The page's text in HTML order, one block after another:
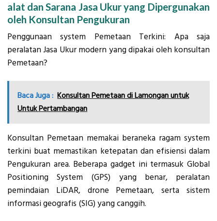
alat dan Sarana Jasa Ukur yang Dipergunakan
oleh Konsultan Pengukuran
Penggunaan system Pemetaan Terkini: Apa saja
peralatan Jasa Ukur modern yang dipakai oleh konsultan
Pemetaan?
Baca Juga : Konsultan Pemetaan di Lamongan untuk
Untuk Pertambangan
Konsultan Pemetaan memakai beraneka ragam system
terkini buat memastikan ketepatan dan efisiensi dalam
Pengukuran area. Beberapa gadget ini termasuk Global
Positioning System (GPS) yang benar, peralatan
pemindaian LiDAR, drone Pemetaan, serta sistem
informasi geografis (SIG) yang canggih.